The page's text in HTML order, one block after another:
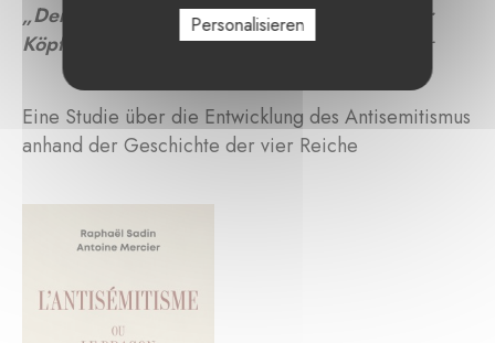
„Der Antisemitismus oder der Drache mit vier
Köpfen“
von Raphaël Sadin und Antoine Mercier
Eine Studie über die Entwicklung des Antisemitismus
anhand der Geschichte der vier Reiche
Personalisieren